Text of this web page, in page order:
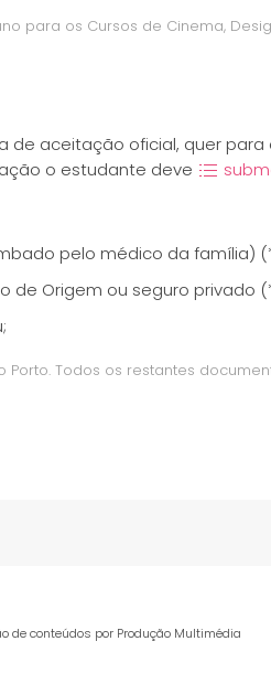
para os Cursos de Cinema,
de aceitação oficial, quer
o estudante deve
pelo médico da família)
de Origem ou seguro privado
Todos os restantes
de conteúdos por Produção Multimédia